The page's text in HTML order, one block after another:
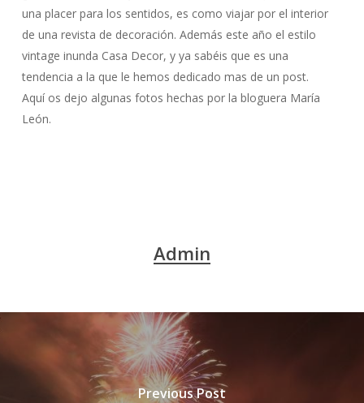
una placer para los sentidos, es como viajar por el interior
de una revista de decoración. Además este año el estilo
vintage inunda Casa Decor, y ya sabéis que es una
tendencia a la que le hemos dedicado mas de un post.
Aquí os dejo algunas fotos hechas por la bloguera María
León.
Admin
Previous Post